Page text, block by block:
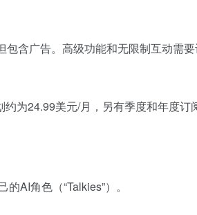
含广告。高级功能和无限制互动需
为24.99美元/月，另有季度和年度
AI角色（“Talkies”）。